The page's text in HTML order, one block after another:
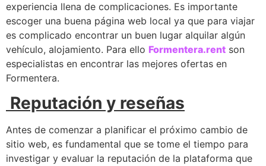
experiencia llena de complicaciones. Es importante
escoger una buena página web local ya que para viajar
es complicado encontrar un buen lugar alquilar algún
vehículo, alojamiento. Para ello Formentera.rent son
especialistas en encontrar las mejores ofertas en
Formentera.
Reputación y reseñas
Antes de comenzar a planificar el próximo cambio de
sitio web, es fundamental que se tome el tiempo para
investigar y evaluar la reputación de la plataforma que